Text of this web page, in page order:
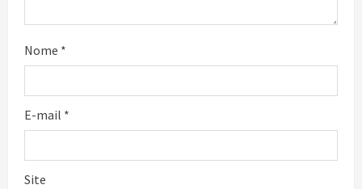
Nome *
E-mail *
Site